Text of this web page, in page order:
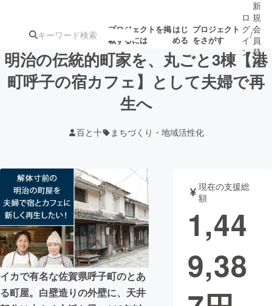
プロジェクトを掲
載するには
はじ
める
プロジェクト
をさがす
注目の新着プロ募集終了が近いプ
テクノロジー・ガジェット
映像・映画 書籍・雑誌
ビジネス・起業 チャレンジ
まちづくり・地域活性化
ロ
グ
イ
ン
/
新
規
会
員
登
録
明治の伝統的町家を、丸ごと3棟【港
町呼子の宿カフェ】として夫婦で再
生へ
百と十 まちづくり・地域活性化
イカで有名な佐賀県呼子町のとあ
る町屋。白壁造りの外壁に、天井
現在の支援総
額
1,44
9,38